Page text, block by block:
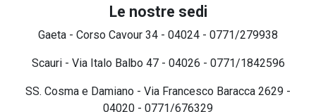
Le nostre sedi
Gaeta - Corso Cavour 34 - 04024 - 0771/279938
Scauri - Via Italo Balbo 47 - 04026 - 0771/1842596
SS. Cosma e Damiano - Via Francesco Baracca 2629 -
04020 - 0771/676329